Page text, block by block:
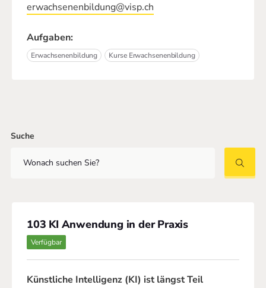
erwachsenenbildung@visp.ch
Aufgaben:
Erwachsenenbildung Kurse Erwachsenenbildung
Suche
103 KI Anwendung in der Praxis
Verfügbar
Künstliche Intelligenz (KI) ist längst Teil